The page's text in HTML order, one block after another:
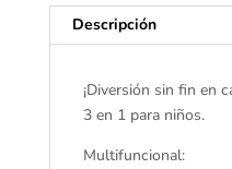
Descripción
¡Diversión sin fin en
3 en 1 para niños.
Multifuncional: